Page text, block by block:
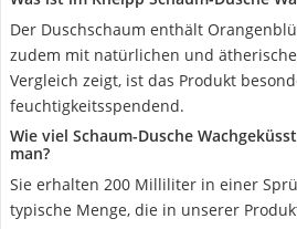
Der Duschschaum enthält
zudem mit natürlichen und
Vergleich zeigt, ist das Produkt
feuchtigkeitsspendend.
Wie viel Schaum-Dusche
man?
Sie erhalten 200 Milliliter in einer
typische Menge, die in unserer